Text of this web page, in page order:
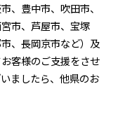
、豊中市、吹田市、
市、芦屋市、宝塚
、長岡京市など）及
客様のご支援をさせ
ましたら、他県のお